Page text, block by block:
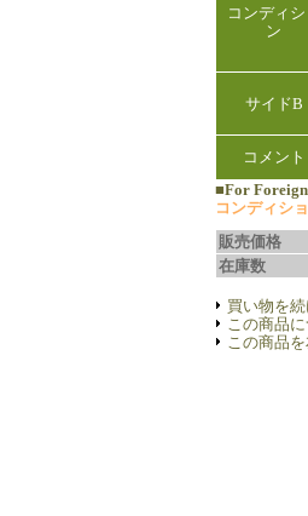
コンディシ
ン
サイドB
コメント
■For
コンディシ
販売価格
在庫数
買い物を
この商品
この商品